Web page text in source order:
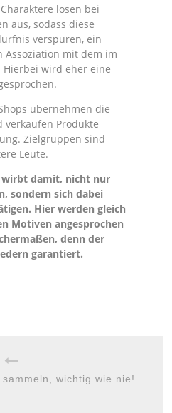
lösen bei
aus, sodass diese
verspüren, ein
Assoziation mit dem im
Hierbei wird eher eine
übernehmen die
verkaufen Produkte
Zielgruppen sind
Leute.
wirbt damit, nicht nur
sondern sich dabei
Hier werden gleich
Motiven angesprochen
denn der
garantiert.
wichtig wie nie!